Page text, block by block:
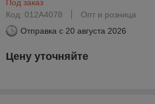
Под заказ
Код: 012A4078
Опт и розница
Отправка с 20 августа 2026
Цену уточняйте